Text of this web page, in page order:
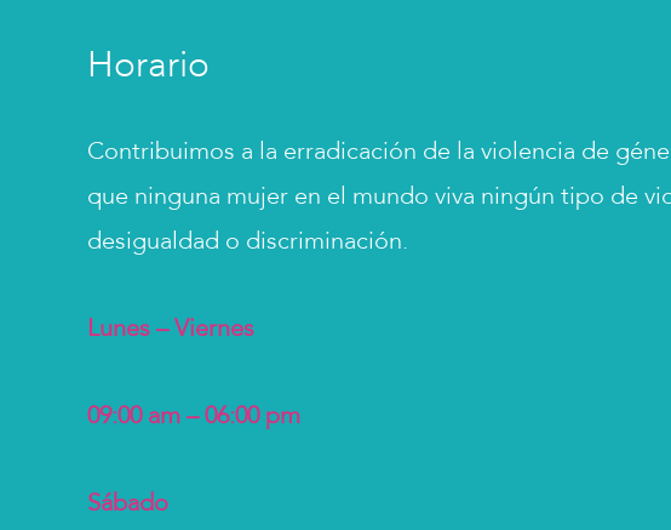
Horario
Contribuimos a la erradicación de la violencia de
que ninguna mujer en el mundo viva ningún tipo de
desigualdad o discriminación.
Lunes – Viernes
09:00 am – 06:00 pm
Sábado